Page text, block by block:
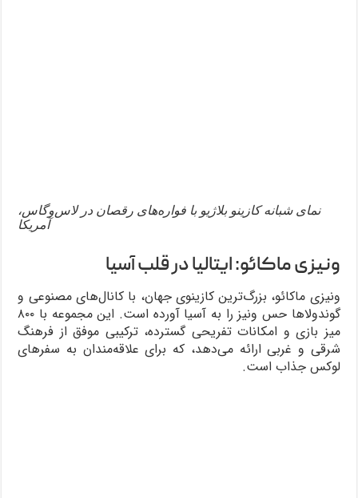
نمای شبانه کازینو بلاژیو با فواره‌های رقصان در لاس‌وگاس،
آمریکا
ونیزی ماکائو: ایتالیا در قلب آسیا
ونیزی ماکائو، بزرگ‌ترین کازینوی جهان، با کانال‌های مصنوعی و
گوندولاها حس ونیز را به آسیا آورده است. این مجموعه با ۸۰۰
میز بازی و امکانات تفریحی گسترده، ترکیبی موفق از فرهنگ
شرقی و غربی ارائه می‌دهد، که برای علاقه‌مندان به سفرهای
لوکس جذاب است.